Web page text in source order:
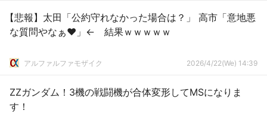
【悲報】太田「公約守れなかった場合は？」 高市「意地悪
な質問やなぁ♥」← 結果ｗｗｗｗｗ
アルファルファモザイク 2026/4/22(We) 14:39
ZZガンダム！3機の戦闘機が合体変形してMSになりま
す！